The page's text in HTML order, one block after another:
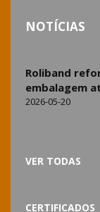
NOTÍCIAS
Roliband
embalagem
2026-05-20
VER TODAS
CERTIFICADOS